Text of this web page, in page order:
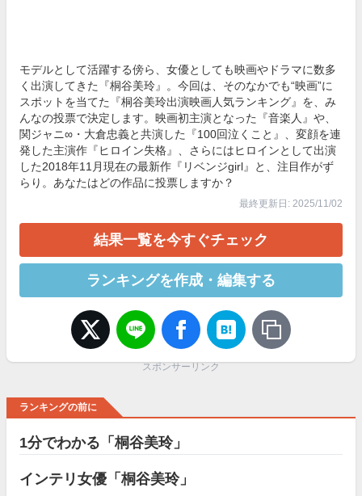
モデルとして活躍する傍ら、女優としても映画やドラマに数多
く出演してきた『桐谷美玲』。今回は、そのなかでも“映画”に
スポットを当てた『桐谷美玲出演映画人気ランキング』を、み
んなの投票で決定します。映画初主演となった『音楽人』や、
関ジャニ∞・大倉忠義と共演した『100回泣くこと』、変顔を連
発した主演作『ヒロイン失格』、さらにはヒロインとして出演
した2018年11月現在の最新作『リベンジgirl』と、注目作がず
らり。あなたはどの作品に投票しますか？
最終更新日: 2025/11/02
結果一覧を今すぐチェック
ランキングを作成・編集する
スポンサーリンク
ランキングの前に
1分でわかる「桐谷美玲」
インテリ女優「桐谷美玲」